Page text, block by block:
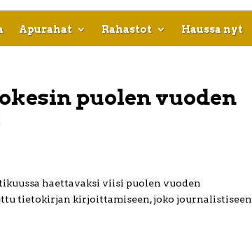
Apurahat Rahastot Haussa nyt
puolen vuoden
haettavaksi viisi puolen vuoden
tietokirjan kirjoittamiseen, joko journalistiseen